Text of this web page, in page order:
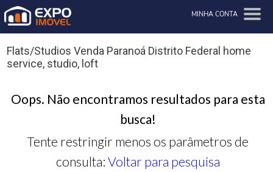
MINHA CONTA
Flats/Studios Venda Paranoá Distrito Federal home
service, studio, loft
Oops. Não encontramos resultados para esta
busca!
Tente restringir menos os parâmetros de
consulta: Voltar para pesquisa